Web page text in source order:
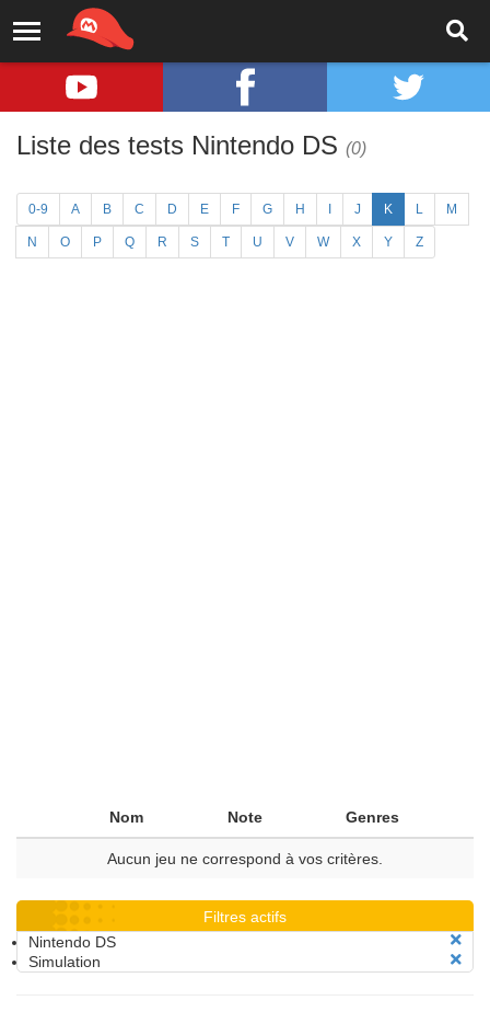
Liste des tests Nintendo DS (0)
0-9 A B C D E F G H J K L M
N O P Q R S T U V W X Y Z
Nom Note Genres
Aucun jeu ne correspond à vos critères.
Filtres actifs
Nintendo DS
Simulation